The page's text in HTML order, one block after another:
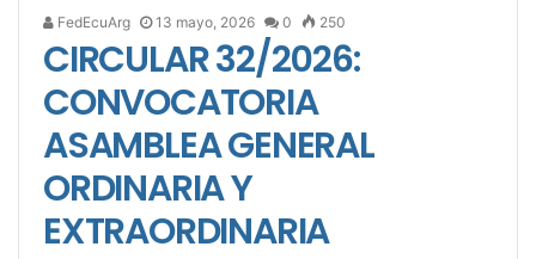
FedEcuArg 13 mayo, 2026 0 250
CIRCULAR 32/2026:
CONVOCATORIA
ASAMBLEA GENERAL
ORDINARIA Y
EXTRAORDINARIA